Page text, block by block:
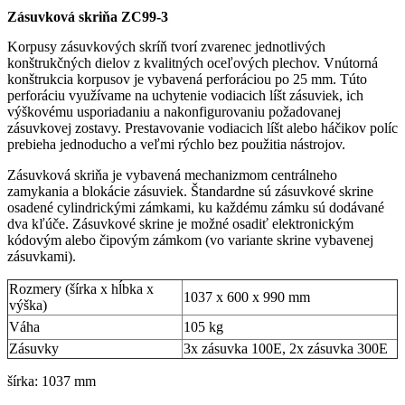
Zásuvková skriňa ZC99-3
Korpusy zásuvkových skríň tvorí zvarenec jednotlivých
konštrukčných dielov z kvalitných oceľových plechov. Vnútorná
konštrukcia korpusov je vybavená perforáciou po 25 mm. Túto
perforáciu využívame na uchytenie vodiacich líšt zásuviek, ich
výškovému usporiadaniu a nakonfigurovaniu požadovanej
zásuvkovej zostavy. Prestavovanie vodiacich líšt alebo háčikov políc
prebieha jednoducho a veľmi rýchlo bez použitia nástrojov.
Zásuvková skriňa je vybavená mechanizmom centrálneho
zamykania a blokácie zásuviek. Štandardne sú zásuvkové skrine
osadené cylindrickými zámkami, ku každému zámku sú dodávané
dva kľúče. Zásuvkové skrine je možné osadiť elektronickým
kódovým alebo čipovým zámkom (vo variante skrine vybavenej
zásuvkami).
Rozmery (šírka x hĺbka x
výška)
1037 x 600 x 990 mm
Váha
105 kg
Zásuvky
3x zásuvka 100E, 2x zásuvka 300E
šírka: 1037 mm